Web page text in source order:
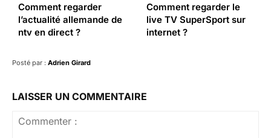
Comment regarder
l’actualité allemande de
ntv en direct ?
Comment regarder le
live TV SuperSport sur
internet ?
Posté par : Adrien Girard
LAISSER UN COMMENTAIRE